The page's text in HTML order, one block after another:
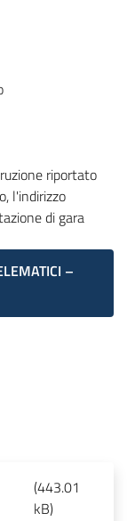
riportato
l'indirizzo
di gara
–
(443.01
kB)